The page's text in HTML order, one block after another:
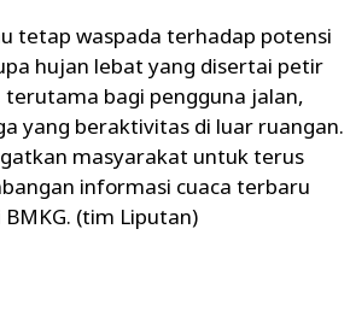
tetap waspada terhadap potensi
hujan lebat yang disertai petir
terutama bagi pengguna jalan,
yang beraktivitas di luar ruangan.
masyarakat untuk terus
informasi cuaca terbaru
(tim Liputan)